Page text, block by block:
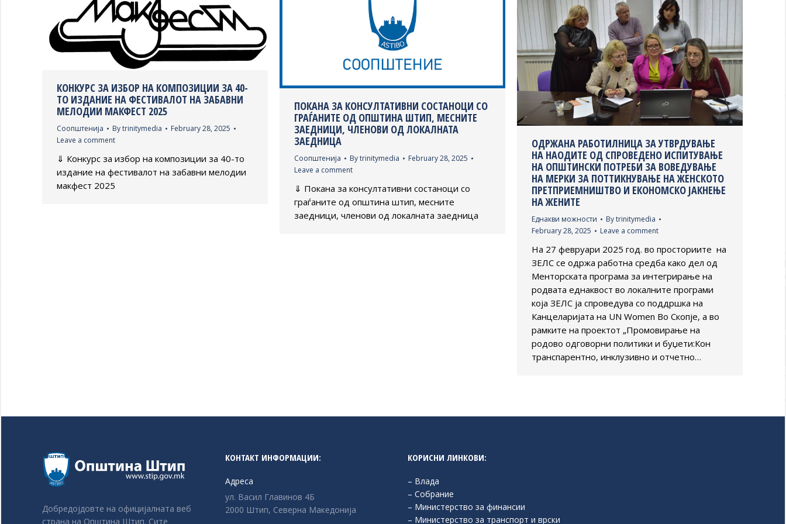
КОНКУРС ЗА ИЗБОР НА КОМПОЗИЦИИ ЗА 40-
ТО ИЗДАНИЕ НА ФЕСТИВАЛОТ НА ЗАБАВНИ
МЕЛОДИИ МАКФЕСТ 2025
Соопштенија Bytrinitymedia
February 28, 2025
Leave a comment
⇓ Конкурс за избор на композиции за 40-то
издание на фестивалот на забавни мелодии
макфест 2025
ПОКАНА ЗА КОНСУЛТАТИВНИ СОСТАНОЦИ СО
ГРАЃАНИТЕ ОД ОПШТИНА ШТИП, МЕСНИТЕ
ЗАЕДНИЦИ, ЧЛЕНОВИ ОД ЛОКАЛНАТА
ЗАЕДНИЦА
Соопштенија Bytrinitymedia
February 28, 2025
Leave a comment
⇓ Покана за консултативни состаноци со
граѓаните од општина штип, месните
заедници, членови од локалната заедница
ОДРЖАНА РАБОТИЛНИЦА ЗА УТВРДУВАЊЕ
НА НАОДИТЕ ОД СПРОВЕДЕНО ИСПИТУВАЊЕ
НА ОПШТИНСКИ ПОТРЕБИ ЗА ВОВЕДУВАЊЕ
НА МЕРКИ ЗА ПОТТИКНУВАЊЕ НА ЖЕНСКОТО
ПРЕТПРИЕМНИШТВО И ЕКОНОМСКО ЈАКНЕЊЕ
НА ЖЕНИТЕ
Еднакви можности Bytrinitymedia
February 28, 2025
Leave a comment
На 27 февруари 2025 год. во просториите на
ЗЕЛС се одржа работна средба како дел од
Менторската програма за интегрирање на
родвата еднаквост во локалните програми
која ЗЕЛС ја спроведува со поддршка на
Канцеларијата на UN Women Во Скопје, а во
рамките на проектот „Промовирање на
родово одговорни политики и буџети:Кон
транспарентно, инклузивно и отчетно…
Добредојдовте на официјалната веб
страна на Општина Штип. Сите
КОНТАКТ ИНФОРМАЦИИ:
Адреса
ул. Васил Главинов 4Б
2000 Штип, Северна Македонија
КОРИСНИ ЛИНКОВИ:
– Влада
– Собрание
– Министерство за финансии
– Министерство за транспорт и врски